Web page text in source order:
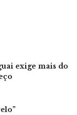
exige mais do